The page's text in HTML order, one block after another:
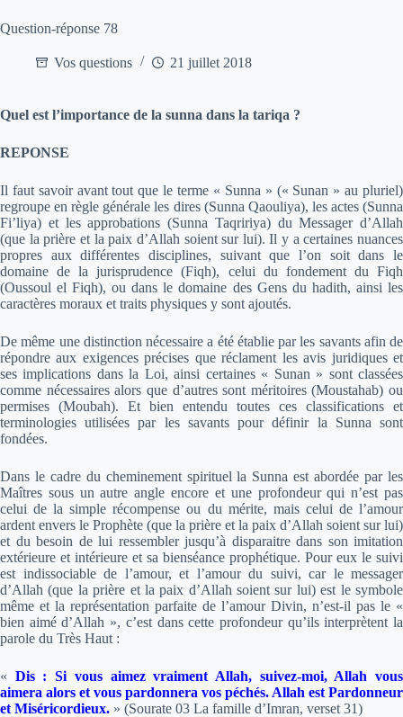
Question-réponse 78
Vos questions 21 juillet 2018
Quel est l’importance de la sunna dans la tariqa ?
REPONSE
Il faut savoir avant tout que le terme « Sunna » (« Sunan » au pluriel)
regroupe en règle générale les dires (Sunna Qaouliya), les actes (Sunna
Fi’liya) et les approbations (Sunna Taqririya) du Messager d’Allah
(que la prière et la paix d’Allah soient sur lui). Il y a certaines nuances
propres aux différentes disciplines, suivant que l’on soit dans le
domaine de la jurisprudence (Fiqh), celui du fondement du Fiqh
(Oussoul el Fiqh), ou dans le domaine des Gens du hadith, ainsi les
caractères moraux et traits physiques y sont ajoutés.
De même une distinction nécessaire a été établie par les savants afin de
répondre aux exigences précises que réclament les avis juridiques et
ses implications dans la Loi, ainsi certaines « Sunan » sont classées
comme nécessaires alors que d’autres sont méritoires (Moustahab) ou
permises (Moubah). Et bien entendu toutes ces classifications et
terminologies utilisées par les savants pour définir la Sunna sont
fondées.
Dans le cadre du cheminement spirituel la Sunna est abordée par les
Maîtres sous un autre angle encore et une profondeur qui n’est pas
celui de la simple récompense ou du mérite, mais celui de l’amour
ardent envers le Prophète (que la prière et la paix d’Allah soient sur lui)
et du besoin de lui ressembler jusqu’à disparaitre dans son imitation
extérieure et intérieure et sa bienséance prophétique. Pour eux le suivi
est indissociable de l’amour, et l’amour du suivi, car le messager
d’Allah (que la prière et la paix d’Allah soient sur lui) est le symbole
même et la représentation parfaite de l’amour Divin, n’est-il pas le «
bien aimé d’Allah », c’est dans cette profondeur qu’ils interprètent la
parole du Très Haut :
« Dis : Si vous aimez vraiment Allah, suivez-moi, Allah vous
aimera alors et vous pardonnera vos péchés. Allah est Pardonneur
et Miséricordieux. » (Sourate 03 La famille d’Imran, verset 31)